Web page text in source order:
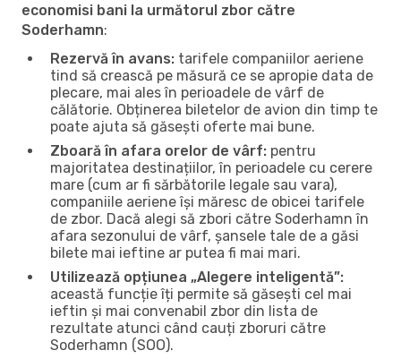
economisi bani la următorul zbor către
Soderhamn:
Rezervă în avans: tarifele companiilor aeriene
tind să crească pe măsură ce se apropie data de
plecare, mai ales în perioadele de vârf de
călătorie. Obținerea biletelor de avion din timp te
poate ajuta să găsești oferte mai bune.
Zboară în afara orelor de vârf: pentru
majoritatea destinațiilor, în perioadele cu cerere
mare (cum ar fi sărbătorile legale sau vara),
companiile aeriene își măresc de obicei tarifele
de zbor. Dacă alegi să zbori către Soderhamn în
afara sezonului de vârf, șansele tale de a găsi
bilete mai ieftine ar putea fi mai mari.
Utilizează opțiunea „Alegere inteligentă”:
această funcție îți permite să găsești cel mai
ieftin și mai convenabil zbor din lista de
rezultate atunci când cauți zboruri către
Soderhamn (SOO).